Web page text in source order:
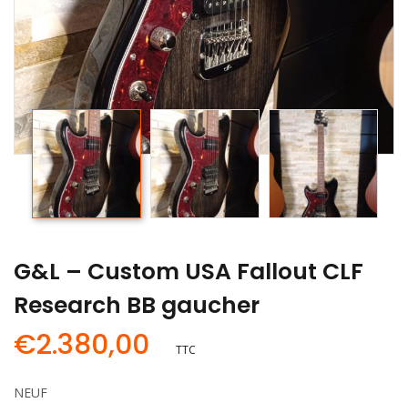
G&L – Custom USA Fallout CLF
Research BB gaucher
€2.380,00 TTC
NEUF